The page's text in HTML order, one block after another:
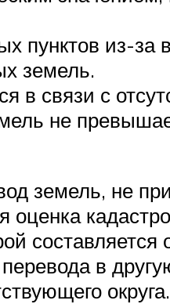
пунктов из-
земель.
связи с
не
земель, не
в
округа.